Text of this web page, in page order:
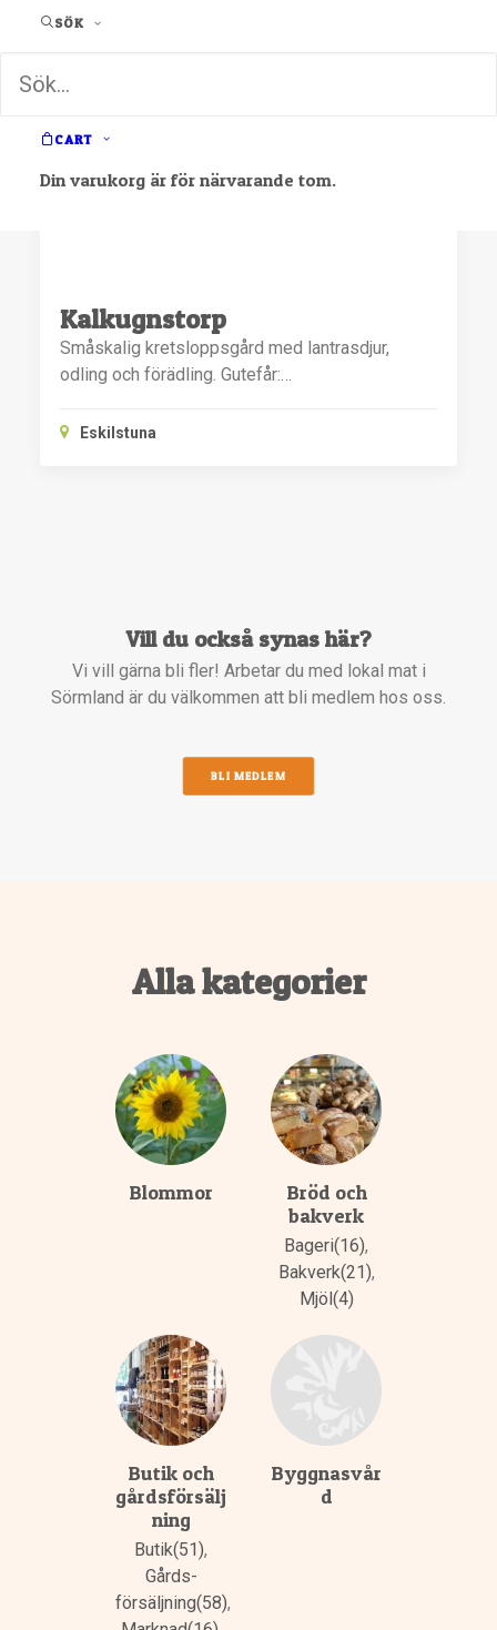
SÖK
CART
Din varukorg är för närvarande tom.
Kalkugnstorp
Småskalig kretsloppsgård med lantrasdjur,
odling och förädling. Gutefår:…
Eskilstuna
Vill du också synas här?
Vi vill gärna bli fler! Arbetar du med lokal mat i
Sörmland är du välkommen att bli medlem hos oss.
BLI MEDLEM
Alla kategorier
Blommor
Bröd och
bakverk
Bageri(16),
Bakverk(21),
Mjöl(4)
Butik och
gårdsförsälj
ning
Butik(51),
Gårds­
försäljning(58),
Byggnasvår
d